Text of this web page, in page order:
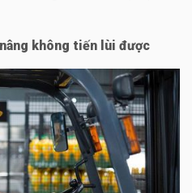
không tiến lùi được